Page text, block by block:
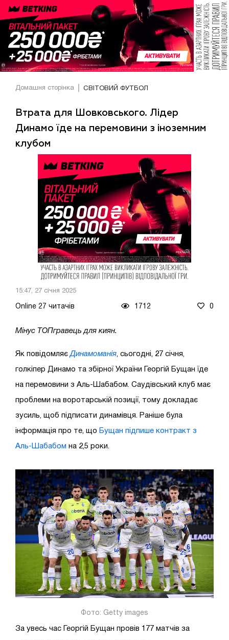
Домашня сторінка СВІТОВИЙ ФУТБОЛ
Втрата для Шовковського. Лідер
Динамо їде на перемовини з іноземним
клубом
15:47, 27 січня 2025
Online 27 читачів 1712 0
Мінус ТОПгравець для киян.
Як повідомляєДинамоманія , сьогодні, 27 січня,
голкіпер Динамо та збірної України Георгій Бущан їде
на перемовини з Аль-Шабабом. Саудівський клуб має
проблеми на воротарській позиції, тому докладає
зусиль, щоб підписати динамівця. Раніше була
інформація про те, що Бущан підпише контракт з
Аль-Шабабом на 2,5 роки.
Фото: Getty images
За увесь час Георгій Бущан провів 177 матчів за